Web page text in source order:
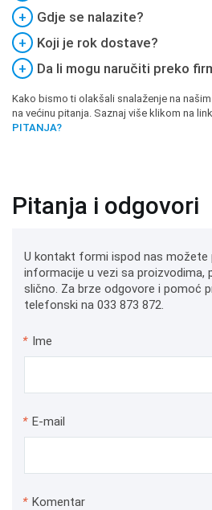
+
Gdje se nalazite?
+
Koji je rok dostave?
+
Da li mogu naručiti preko
Kako bismo ti olakšali snalaženje na
na većinu pitanja. Saznaj više klikom na
PITANJA?
Pitanja i odgovori
U kontakt formi ispod nas možete
informacije u vezi sa proizvodima,
slično. Za brze odgovore i pomoć
telefonski na 033 873 872.
* Ime
* E-mail
* Komentar